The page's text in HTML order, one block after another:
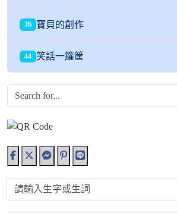
36 寶貝的創作
44 笑話一籮筐
請輸入生字或生詞